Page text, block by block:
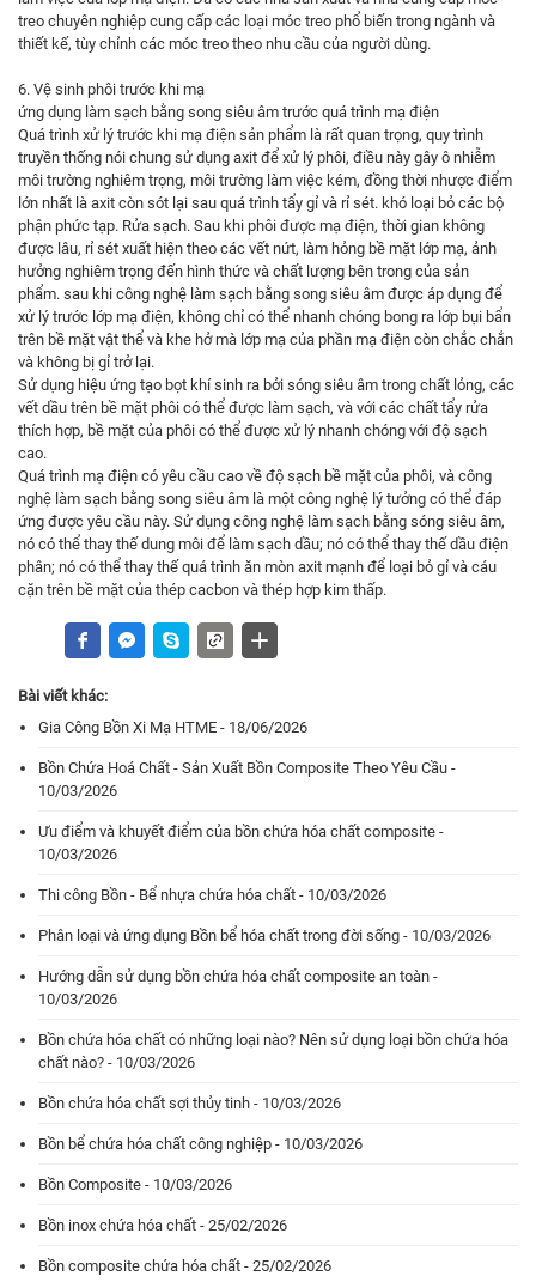
treo chuyên nghiệp cung cấp các loại móc treo phổ biến trong ngành và
thiết kế, tùy chỉnh các móc treo theo nhu cầu của người dùng.
6. Vệ sinh phôi trước khi mạ
ứng dụng làm sạch bằng song siêu âm trước quá trình mạ điện
Quá trình xử lý trước khi mạ điện sản phẩm là rất quan trọng, quy trình
truyền thống nói chung sử dụng axit để xử lý phôi, điều này gây ô nhiễm
môi trường nghiêm trọng, môi trường làm việc kém, đồng thời nhược điểm
lớn nhất là axit còn sót lại sau quá trình tẩy gỉ và rỉ sét. khó loại bỏ các bộ
phận phức tạp. Rửa sạch. Sau khi phôi được mạ điện, thời gian không
được lâu, rỉ sét xuất hiện theo các vết nứt, làm hỏng bề mặt lớp mạ, ảnh
hưởng nghiêm trọng đến hình thức và chất lượng bên trong của sản
phẩm. sau khi công nghệ làm sạch bằng song siêu âm được áp dụng để
xử lý trước lớp mạ điện, không chỉ có thể nhanh chóng bong ra lớp bụi bẩn
trên bề mặt vật thể và khe hở mà lớp mạ của phần mạ điện còn chắc chắn
và không bị gỉ trở lại.
Sử dụng hiệu ứng tạo bọt khí sinh ra bởi sóng siêu âm trong chất lỏng, các
vết dầu trên bề mặt phôi có thể được làm sạch, và với các chất tẩy rửa
thích hợp, bề mặt của phôi có thể được xử lý nhanh chóng với độ sạch
cao.
Quá trình mạ điện có yêu cầu cao về độ sạch bề mặt của phôi, và công
nghệ làm sạch bằng song siêu âm là một công nghệ lý tưởng có thể đáp
ứng được yêu cầu này. Sử dụng công nghệ làm sạch bằng sóng siêu âm,
nó có thể thay thế dung môi để làm sạch dầu; nó có thể thay thế dầu điện
phân; nó có thể thay thế quá trình ăn mòn axit mạnh để loại bỏ gỉ và cáu
cặn trên bề mặt của thép cacbon và thép hợp kim thấp.
Bài viết khác:
Gia Công Bồn Xi Mạ HTME - 18/06/2026
Bồn Chứa Hoá Chất - Sản Xuất Bồn Composite Theo Yêu Cầu -
10/03/2026
Ưu điểm và khuyết điểm của bồn chứa hóa chất composite -
10/03/2026
Thi công Bồn - Bể nhựa chứa hóa chất - 10/03/2026
Phân loại và ứng dụng Bồn bể hóa chất trong đời sống - 10/03/2026
Hướng dẫn sử dụng bồn chứa hóa chất composite an toàn -
10/03/2026
Bồn chứa hóa chất có những loại nào? Nên sử dụng loại bồn chứa hóa
chất nào? - 10/03/2026
Bồn chứa hóa chất sợi thủy tinh - 10/03/2026
Bồn bể chứa hóa chất công nghiệp - 10/03/2026
Bồn Composite - 10/03/2026
Bồn inox chứa hóa chất - 25/02/2026
Bồn composite chứa hóa chất - 25/02/2026